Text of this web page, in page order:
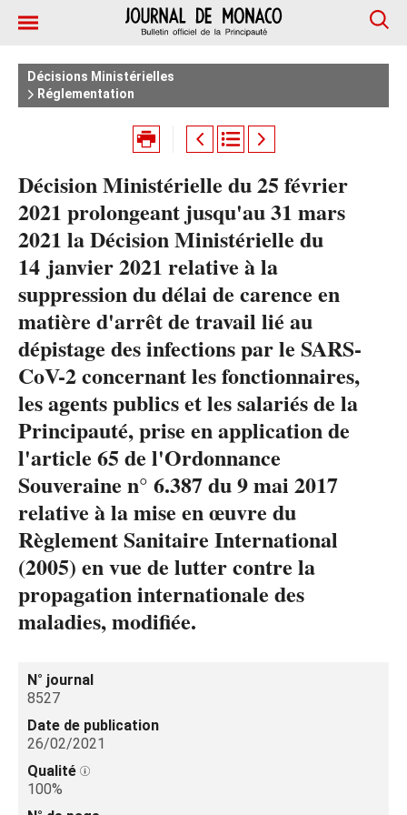
Décisions Ministérielles
Réglementation
Décision Ministérielle du 25 février
2021 prolongeant jusqu'au 31 mars
2021 la Décision Ministérielle du
14 janvier 2021 relative à la
suppression du délai de carence en
matière d'arrêt de travail lié au
dépistage des infections par le SARS-
CoV-2 concernant les fonctionnaires,
les agents publics et les salariés de la
Principauté, prise en application de
l'article 65 de l'Ordonnance
Souveraine n° 6.387 du 9 mai 2017
relative à la mise en œuvre du
Règlement Sanitaire International
(2005) en vue de lutter contre la
propagation internationale des
maladies, modifiée.
N° journal
8527
Date de publication
26/02/2021
Qualité
100%